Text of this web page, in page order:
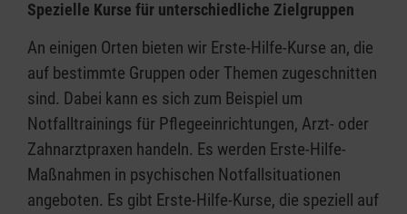
Spezielle Kurse für unterschiedliche Zielgruppen
An einigen Orten bieten wir Erste-Hilfe-Kurse an, die
auf bestimmte Gruppen oder Themen zugeschnitten
sind. Dabei kann es sich zum Beispiel um
Notfalltrainings für Pflegeeinrichtungen, Arzt- oder
Zahnarztpraxen handeln. Es werden Erste-Hilfe-
Maßnahmen in psychischen Notfallsituationen
angeboten. Es gibt Erste-Hilfe-Kurse, die speziell auf